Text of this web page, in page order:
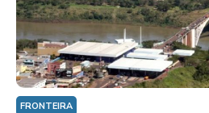
FRONTEIRA